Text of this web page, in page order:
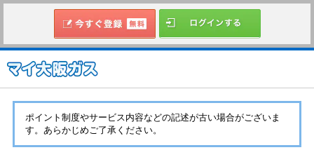
ポイント制度やサービス内容などの記述が古い場合がございま
す。あらかじめご了承ください。